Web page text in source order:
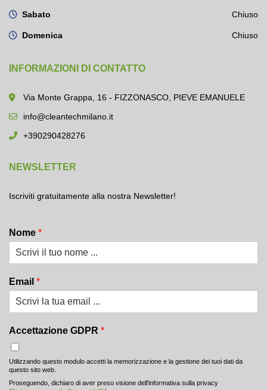
Sabato Chiuso
Domenica Chiuso
INFORMAZIONI DI CONTATTO
Via Monte Grappa, 16 - FIZZONASCO, PIEVE EMANUELE
info@cleantechmilano.it
+390290428276
NEWSLETTER
Iscriviti gratuitamente alla nostra Newsletter!
Nome *
Email *
Accettazione GDPR *
Utilizzando questo modulo accetti la memorizzazione e la gestione dei tuoi dati da
questo sito web.
Proseguendo, dichiaro di aver preso visione dell'informativa sulla privacy